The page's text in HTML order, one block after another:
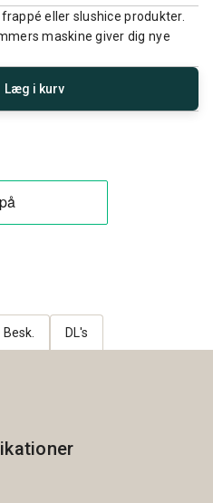
eller slushice produkter.
maskine giver dig nye
Læg i kurv
Besk. DL's